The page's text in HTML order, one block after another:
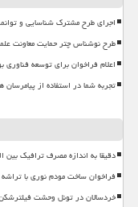
اجرای طرح مشترک شناسایی و
طرح نوشناس چتر حمایت معاونت
اعلام فراخوان برای توسعه
تجربه شما در استفاده از پیامرسان
دقیقا به اندازه مصرف ترافیک
فراخوان ساخت مودم نوری با
خردسالان در تونل وحشت